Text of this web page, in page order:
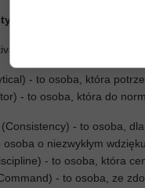
każdego talentu
- to osoba, która
- to osoba, która
- to osoba, która do
(Consistency) - to osoba,
o niezwykłym
- to osoba, która
- to osoba, ze